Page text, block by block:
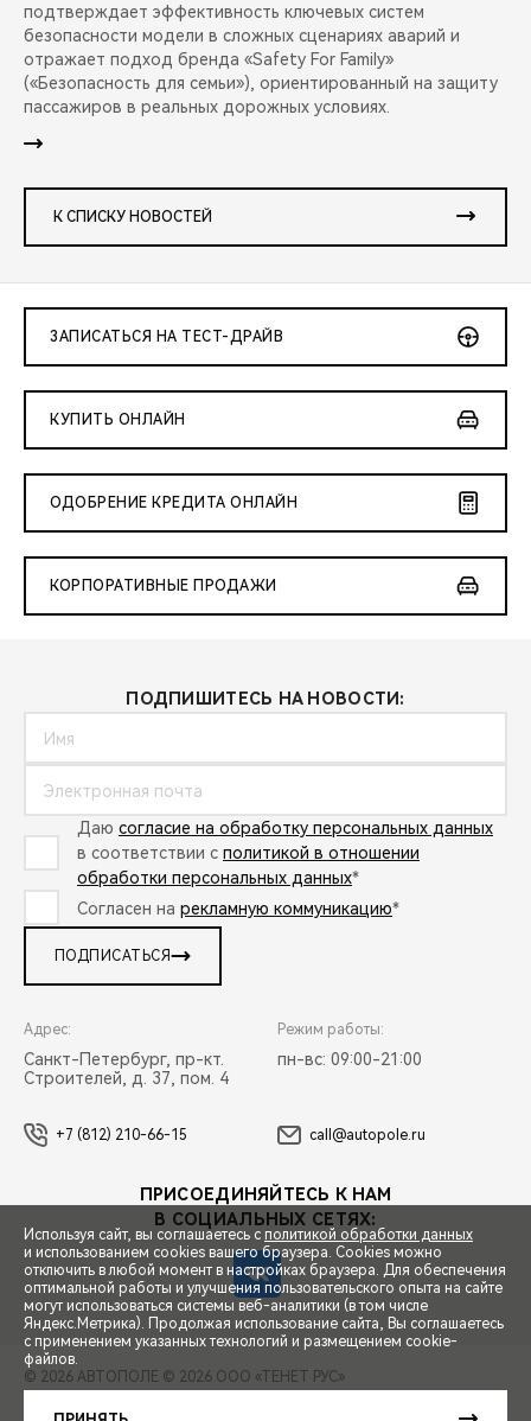
СПЕЦПРЕДЛОЖЕНИЯ
ЗАПИСЬ НА ТЕСТ-ДРАЙВ
подтверждает эффективность ключевых систем
безопасности модели в сложных сценариях аварий и
отражает подход бренда «Safety For Family»
(«Безопасность для семьи»), ориентированный на защиту
пассажиров в реальных дорожных условиях.
К СПИСКУ НОВОСТЕЙ
ЗАПИСАТЬСЯ НА ТЕСТ-ДРАЙВ
КУПИТЬ ОНЛАЙН
ОДОБРЕНИЕ КРЕДИТА ОНЛАЙН
КОРПОРАТИВНЫЕ ПРОДАЖИ
ПОДПИШИТЕСЬ НА НОВОСТИ:
Даю согласие на обработку персональных данных
в соответствии с политикой в отношении
обработки персональных данных*
Согласен на рекламную коммуникацию*
ПОДПИСАТЬСЯ
Адрес:
Санкт-Петербург, пр-кт.
Строителей, д. 37, пом. 4
Режим работы:
пн-вс: 09:00-21:00
+7 (812) 210-66-15 call@autopole.ru
ПРИСОЕДИНЯЙТЕСЬ К НАМ
В СОЦИАЛЬНЫХ СЕТЯХ:
© 2026 АВТОПОЛЕ © 2026 ООО «ТЕНЕТ РУС»
Используя сайт, вы соглашаетесь с политикой обработки данных
и использованием cookies вашего браузера. Cookies можно
отключить в любой момент в настройках браузера. Для обеспечения
оптимальной работы и улучшения пользовательского опыта на сайте
могут использоваться системы веб-аналитики (в том числе
Яндекс.Метрика). Продолжая использование сайта, Вы соглашаетесь
с применением указанных технологий и размещением cookie-
файлов.